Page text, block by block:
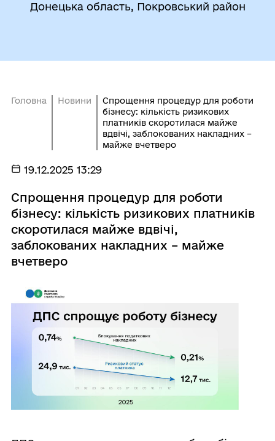
Донецька область, Покровський район
Головна Новини
Спрощення процедур для роботи
бізнесу: кількість ризикових
платників скоротилася майже
вдвічі, заблокованих накладних –
майже вчетверо
19.12.2025 13:29
Спрощення процедур для роботи
бізнесу: кількість ризикових платників
скоротилася майже вдвічі,
заблокованих накладних – майже
вчетверо